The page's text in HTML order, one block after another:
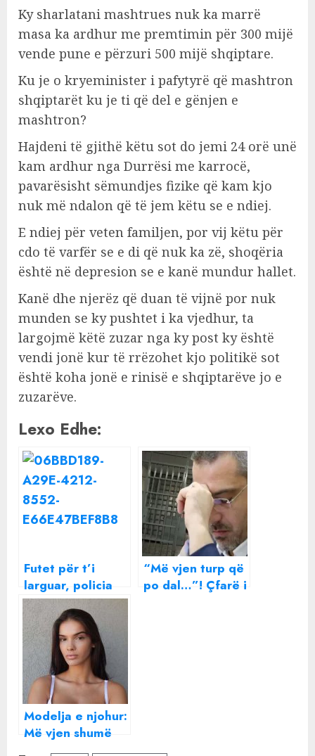
Ky sharlatani mashtrues nuk ka marrë
masa ka ardhur me premtimin për 300 mijë
vende pune e përzuri 500 mijë shqiptare.
Ku je o kryeminister i pafytyrë që mashtron
shqiptarët ku je ti që del e gënjen e
mashtron?
Hajdeni të gjithë këtu sot do jemi 24 orë unë
kam ardhur nga Durrësi me karrocë,
pavarësisht sëmundjes fizike që kam kjo
nuk më ndalon që të jem këtu se e ndiej.
E ndiej për veten familjen, por vij këtu për
cdo të varfër se e di që nuk ka zë, shoqëria
është në depresion se e kanë mundur hallet.
Kanë dhe njerëz që duan të vijnë por nuk
munden se ky pushtet i ka vjedhur, ta
largojmë këtë zuzar nga ky post ky është
vendi jonë kur të rrëzohet kjo politikë sot
është koha jonë e rinisë e shqiptarëve jo e
zuzarëve.
Lexo Edhe:
Futet për t’i
larguar, policia
përplaset me
protestuesit:
Turp të keni, ne
nuk jemi armiq
“Më vjen turp që
po dal…”! Çfarë i
Modelja e njohur:
Më vjen shumë
turp që jam